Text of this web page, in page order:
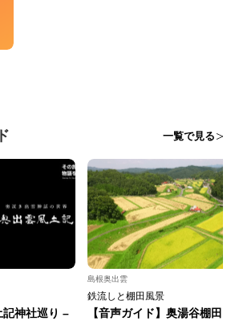
一覧で見る
記神社巡り –
島根奥出雲
鉄流しと棚田風景
【音声ガイド】奥湯谷棚田